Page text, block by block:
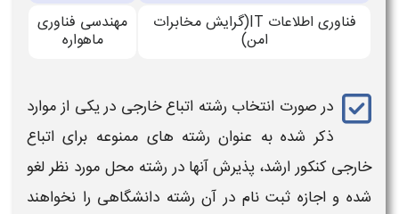
فناوری اطلاعات IT(گرایش مخابرات
امن)
مهندسی فناوری
ماهواره
در صورت انتخاب رشته اتباع خارجی در یکی از موارد
ذکر شده به عنوان رشته های ممنوعه برای اتباع
خارجی کنکور ارشد، پذیرش آنها در رشته محل مورد نظر لغو
شده و اجازه ثبت نام در آن رشته دانشگاهی را نخواهند